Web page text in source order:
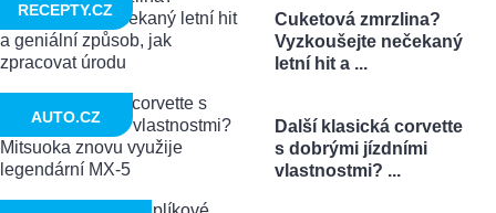
Cuketová zmrzlina?
Vyzkoušejte nečekaný
letní hit a ...
RECEPTY.CZ
Další klasická corvette
s dobrými jízdními
vlastnostmi? ...
AUTO.CZ